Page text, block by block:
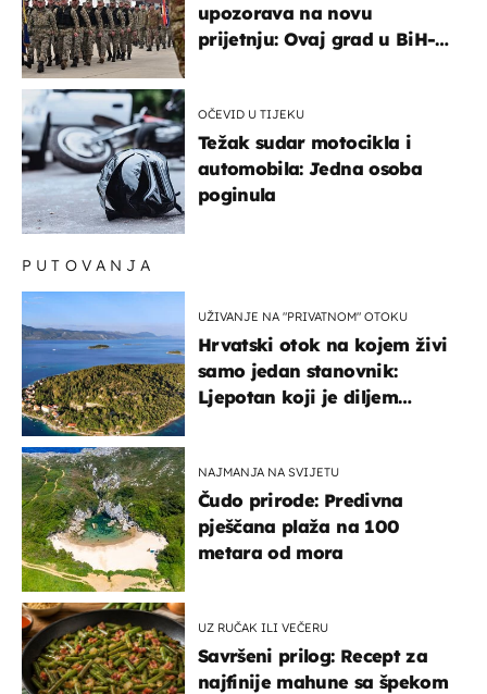
upozorava na novu
prijetnju: Ovaj grad u BiH-u
OČEVID U TIJEKU
Težak sudar motocikla i
automobila: Jedna osoba
poginula
PUTOVANJA
UŽIVANJE NA "PRIVATNOM" OTOKU
Hrvatski otok na kojem živi
samo jedan stanovnik:
Ljepotan koji je diljem
NAJMANJA NA SVIJETU
Čudo prirode: Predivna
pješčana plaža na 100
metara od mora
UZ RUČAK ILI VEČERU
Savršeni prilog: Recept za
najfinije mahune sa špekom